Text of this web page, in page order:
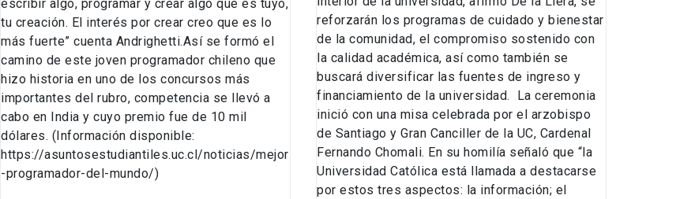
escribir algo, programar y crear algo que es tuyo,
tu creación. El interés por crear creo que es lo
más fuerte” cuenta Andrighetti.Así se formó el
camino de este joven programador chileno que
hizo historia en uno de los concursos más
importantes del rubro, competencia se llevó a
cabo en India y cuyo premio fue de 10 mil
dólares. (Información disponible:
https://asuntosestudiantiles.uc.cl/noticias/mejor
-programador-del-mundo/)
reforzarán los programas de cuidado y bienestar
de la comunidad, el compromiso sostenido con
la calidad académica, así como también se
buscará diversificar las fuentes de ingreso y
financiamiento de la universidad. La ceremonia
inició con una misa celebrada por el arzobispo
de Santiago y Gran Canciller de la UC, Cardenal
Fernando Chomali. En su homilía señaló que “la
Universidad Católica está llamada a destacarse
por estos tres aspectos: la información; el